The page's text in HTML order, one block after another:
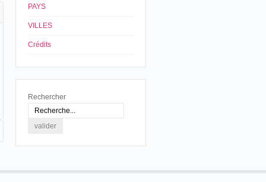
PAYS
VILLES
Crédits
Rechercher